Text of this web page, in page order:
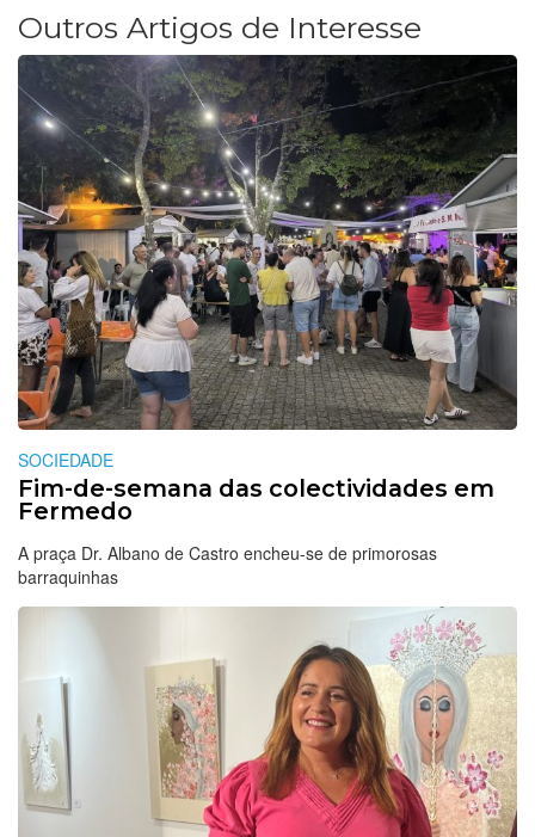
Outros Artigos de Interesse
SOCIEDADE
Fim-de-semana das colectividades em
Fermedo
A praça Dr. Albano de Castro encheu-se de primorosas
barraquinhas